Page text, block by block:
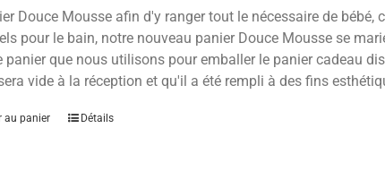
Douce Mousse afin d'y ranger tout le nécessaire de
pour le bain, notre nouveau panier Douce Mousse se
panier que nous utilisons pour emballer le panier cadeau
vide à la réception et qu'il a été rempli à des fins
au panier Détails